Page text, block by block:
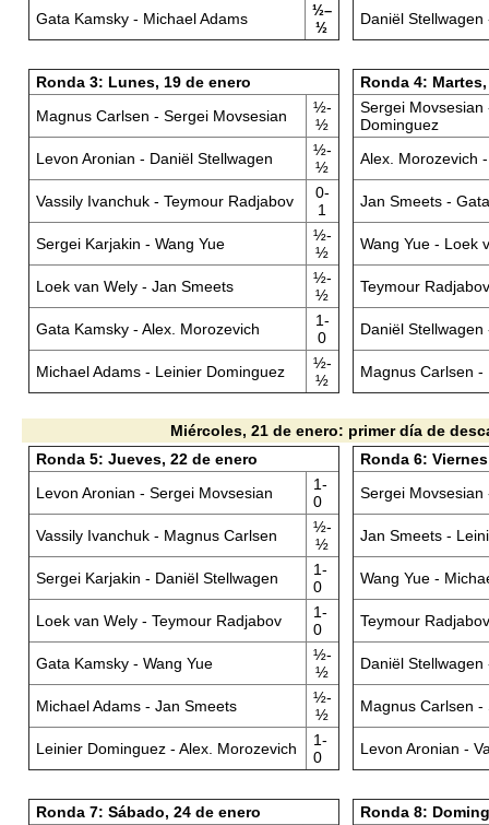
Gata Kamsky - Michael Adams
½–
½
Daniël
Ronda 3: Lunes, 19 de enero
Magnus Carlsen - Sergei Movsesian
½-
½
Levon Aronian - Daniël Stellwagen
½-
½
Vassily Ivanchuk - Teymour Radjabov
0-
1
Sergei Karjakin - Wang Yue
½-
½
Loek van Wely - Jan Smeets
½-
½
Gata Kamsky - Alex. Morozevich
1-
0
Michael Adams - Leinier Dominguez
½-
½
Ronda 4:
Sergei Movsesian
Dominguez
Alex. Morozevich
Jan Smeets -
Wang Yue - Loek
Teymour
Daniël
Magnus Carlsen -
Miércoles, 21 de enero: primer día de
Ronda 5: Jueves, 22 de enero
Levon Aronian - Sergei Movsesian
1-
0
Vassily Ivanchuk - Magnus Carlsen
½-
½
Sergei Karjakin - Daniël Stellwagen
1-
0
Loek van Wely - Teymour Radjabov
1-
0
Gata Kamsky - Wang Yue
½-
½
Michael Adams - Jan Smeets
½-
½
Leinier Dominguez - Alex. Morozevich
1-
0
Ronda 6:
Sergei Movsesian
Jan Smeets -
Wang Yue -
Teymour
Daniël
Magnus Carlsen -
Levon Aronian -
Ronda 7: Sábado, 24 de enero
Ronda 8: